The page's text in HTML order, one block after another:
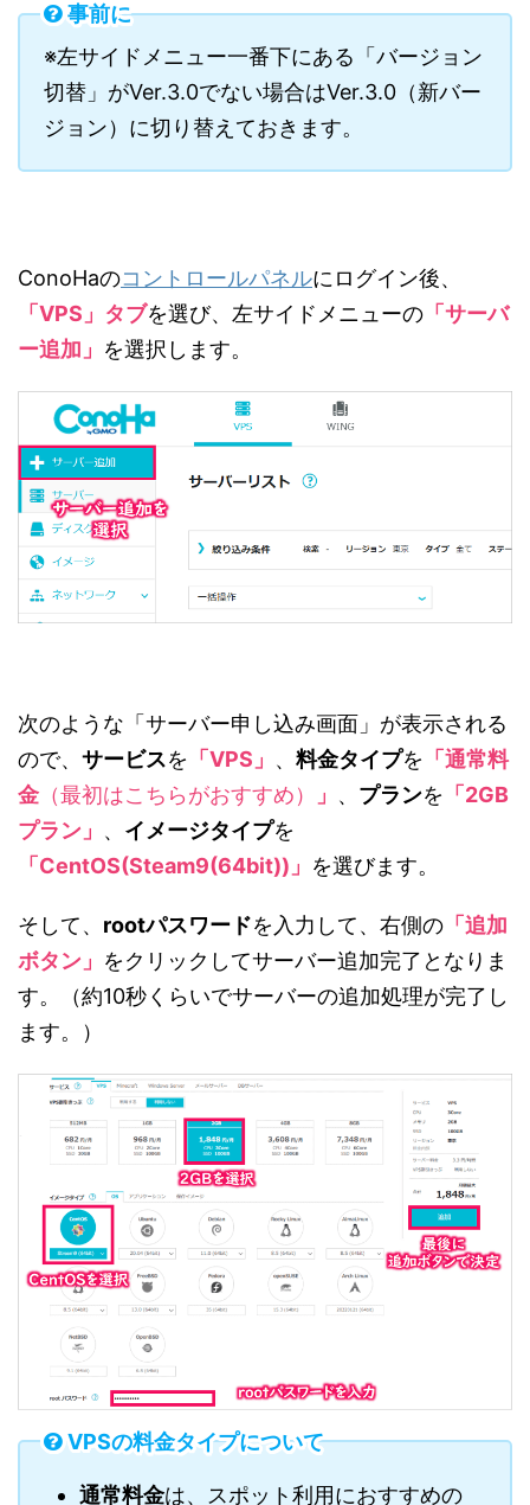
事前に
※左サイドメニュー一番下にある「バージョン
切替」がVer.3.0でない場合はVer.3.0（新バー
ジョン）に切り替えておきます。
ConoHaのコントロールパネルにログイン後、
「VPS」タブを選び、左サイドメニューの 「サーバ
ー追加」 を選択します。
次のような「サーバー申し込み画面」が表示される
ので、 サービスを 「VPS」 、 料金タイプを 「通常料
金 （最初はこちらがおすすめ） 」 、 プランを 「2GB
プラン」 、 イメージタイプを
「CentOS(Steam9(64bit))」 を選びます。
そして、 rootパスワードを入力して、右側の 「追加
ボタン」 をクリックしてサーバー追加完了となりま
す。（約10秒くらいでサーバーの追加処理が完了し
ます。）
VPSの料金タイプについて
通常料金は、スポット利用におすすめの